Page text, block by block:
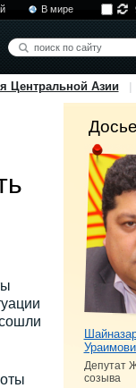
В мире
Центральной Азии
Депутат
созыва